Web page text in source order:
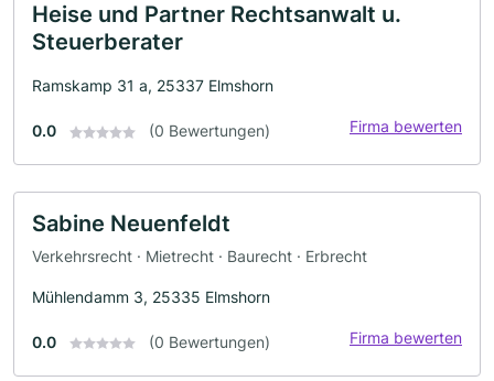
Heise und Partner Rechtsanwalt u.
Steuerberater
Ramskamp 31 a, 25337 Elmshorn
0.0 (0 Bewertungen) Firma bewerten
Sabine Neuenfeldt
Verkehrsrecht · Mietrecht · Baurecht · Erbrecht
Mühlendamm 3, 25335 Elmshorn
0.0 (0 Bewertungen) Firma bewerten